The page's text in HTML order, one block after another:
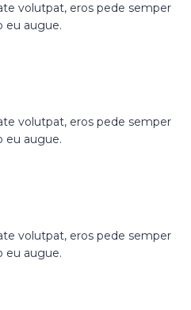
volutpat, eros pede semper
eu augue.
volutpat, eros pede semper
eu augue.
volutpat, eros pede semper
eu augue.